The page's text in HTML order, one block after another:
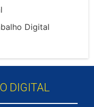
Digital
DIGITAL